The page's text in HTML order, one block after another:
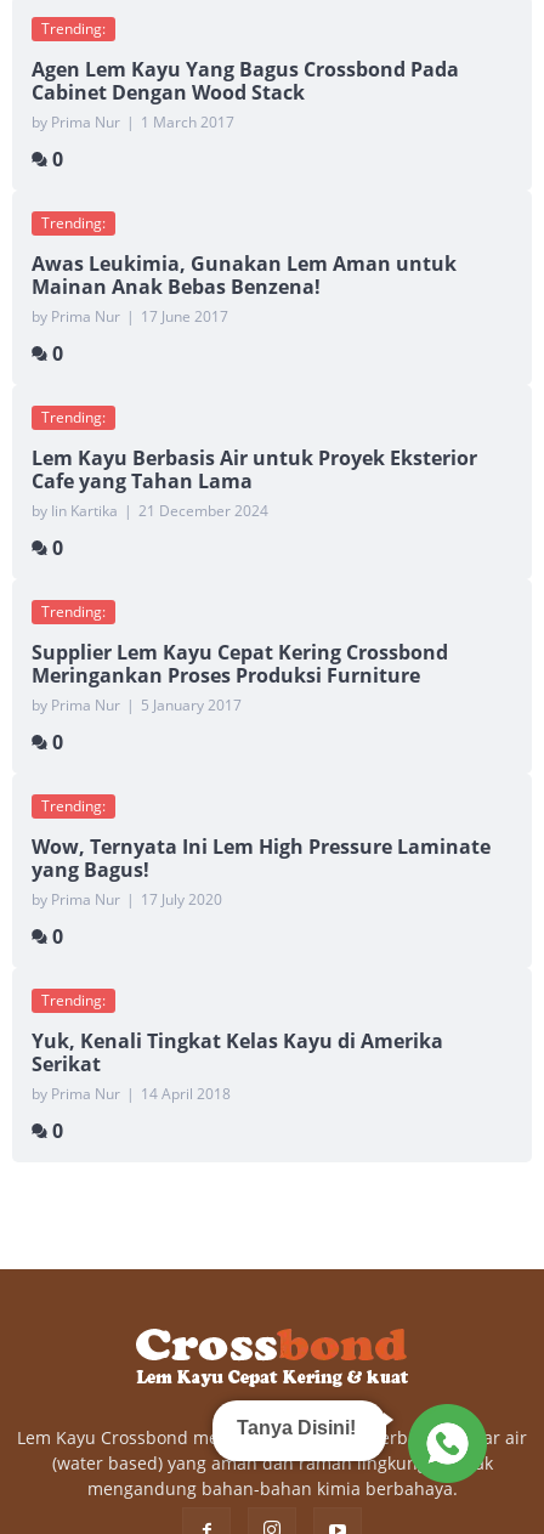
Trending:
Agen Lem Kayu Yang Bagus Crossbond Pada
Cabinet Dengan Wood Stack
by Prima Nur | 1 March 2017
0
Trending:
Awas Leukimia, Gunakan Lem Aman untuk
Mainan Anak Bebas Benzena!
by Prima Nur | 17 June 2017
0
Trending:
Lem Kayu Berbasis Air untuk Proyek Eksterior
Cafe yang Tahan Lama
by Iin Kartika | 21 December 2024
0
Trending:
Supplier Lem Kayu Cepat Kering Crossbond
Meringankan Proses Produksi Furniture
by Prima Nur | 5 January 2017
0
Trending:
Wow, Ternyata Ini Lem High Pressure Laminate
yang Bagus!
by Prima Nur | 17 July 2020
0
Trending:
Yuk, Kenali Tingkat Kelas Kayu di Amerika
Serikat
by Prima Nur | 14 April 2018
0
Lem Kayu Crossbond merupakan lem kayu berbahan dasar air
(water based) yang aman dan ramah lingkungan tidak
mengandung bahan-bahan kimia berbahaya.
Tanya Disini!